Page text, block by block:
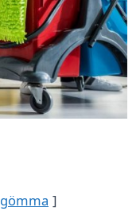
gömma